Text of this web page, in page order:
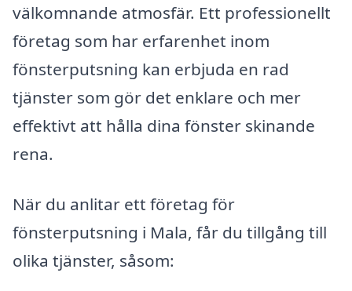
välkomnande atmosfär. Ett professionellt
företag som har erfarenhet inom
fönsterputsning kan erbjuda en rad
tjänster som gör det enklare och mer
effektivt att hålla dina fönster skinande
rena.
När du anlitar ett företag för
fönsterputsning i Mala, får du tillgång till
olika tjänster, såsom: